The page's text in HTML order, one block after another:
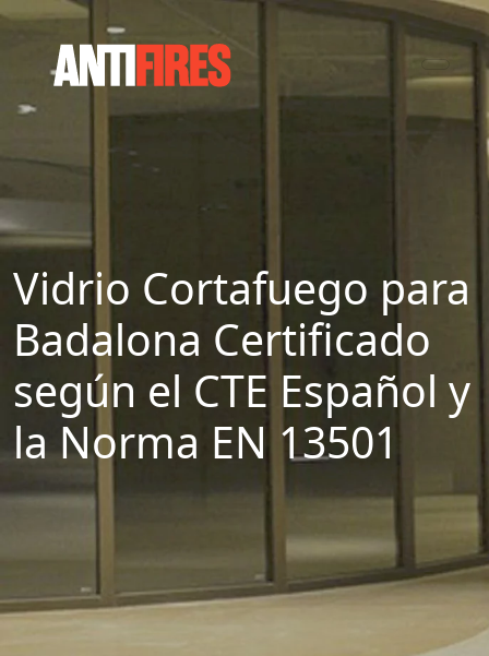
Vidrio Cortafuego para
Badalona Certificado
según el CTE Español y
la Norma EN 13501